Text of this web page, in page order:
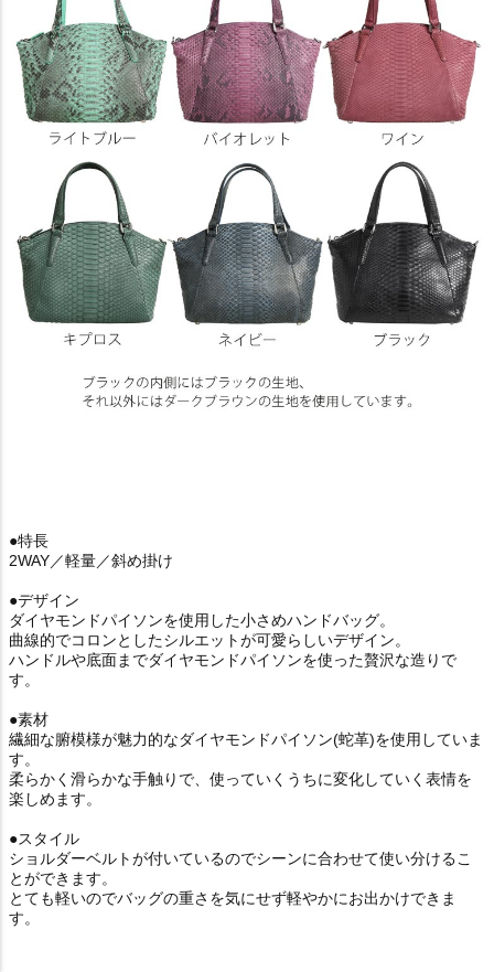
●特長
2WAY／軽量／斜め掛け
●デザイン
ダイヤモンドパイソンを使用した小さめハンドバッグ。
曲線的でコロンとしたシルエットが可愛らしいデザイン。
ハンドルや底面までダイヤモンドパイソンを使った贅沢な造りで
す。
●素材
繊細な腑模様が魅力的なダイヤモンドパイソン(蛇革)を使用していま
す。
柔らかく滑らかな手触りで、使っていくうちに変化していく表情を
楽しめます。
●スタイル
ショルダーベルトが付いているのでシーンに合わせて使い分けるこ
とができます。
とても軽いのでバッグの重さを気にせず軽やかにお出かけできま
す。